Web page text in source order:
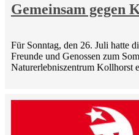
Gemeinsam gegen
Für Sonntag, den 26. Juli hatte
Freunde und Genossen zum
Naturerlebniszentrum Kollhorst